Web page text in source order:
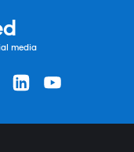
media
の の
ページ
Goodpatchの
ページ
Goodpatchの